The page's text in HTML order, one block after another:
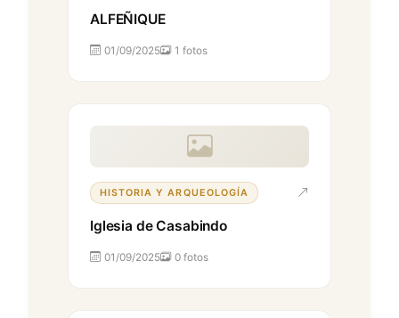
ALFEÑIQUE
01/09/2025 1 fotos
HISTORIA Y ARQUEOLOGÍA
Iglesia de Casabindo
01/09/2025 0 fotos